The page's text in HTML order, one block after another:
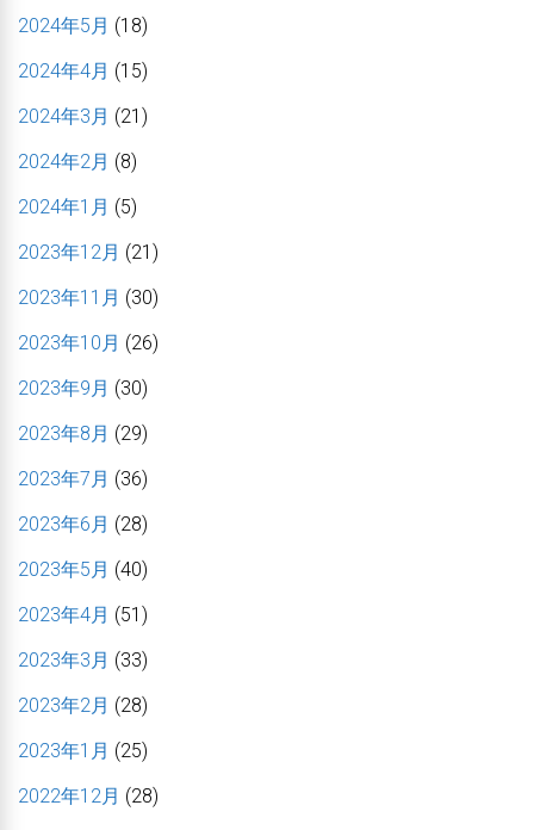
2024年5月 (18)
2024年4月 (15)
2024年3月 (21)
2024年2月 (8)
2024年1月 (5)
2023年12月 (21)
2023年11月 (30)
2023年10月 (26)
2023年9月 (30)
2023年8月 (29)
2023年7月 (36)
2023年6月 (28)
2023年5月 (40)
2023年4月 (51)
2023年3月 (33)
2023年2月 (28)
2023年1月 (25)
2022年12月 (28)